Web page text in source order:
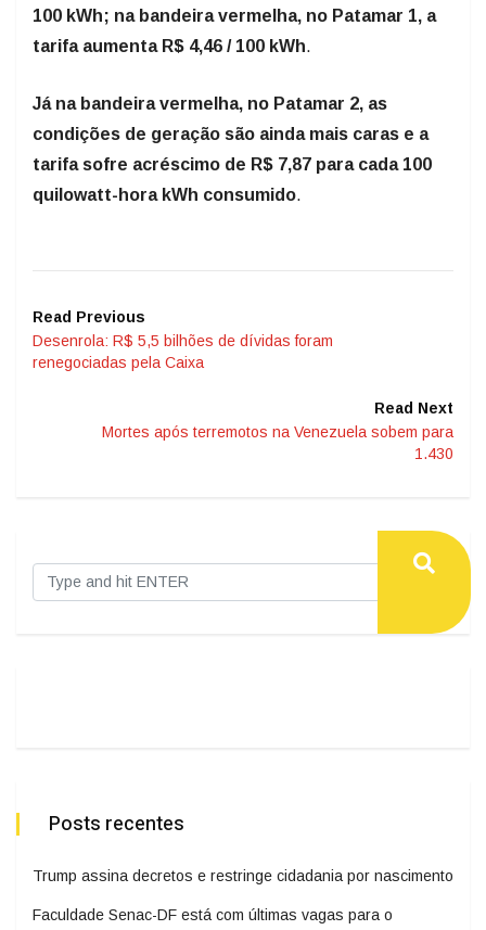
100 kWh; na bandeira vermelha, no Patamar 1, a
tarifa aumenta R$ 4,46 / 100 kWh.
Já na bandeira vermelha, no Patamar 2, as
condições de geração são ainda mais caras e a
tarifa sofre acréscimo de R$ 7,87 para cada 100
quilowatt-hora kWh consumido.
Read Previous
Desenrola: R$ 5,5 bilhões de dívidas foram
renegociadas pela Caixa
Read Next
Mortes após terremotos na Venezuela sobem para
1.430
Posts recentes
Trump assina decretos e restringe cidadania por nascimento
Faculdade Senac-DF está com últimas vagas para o